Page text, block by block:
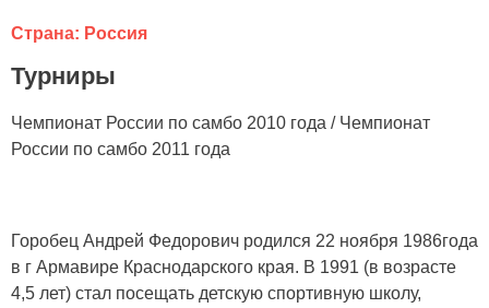
Страна: Россия
Турниры
Чемпионат России по самбо 2010 года / Чемпионат
России по самбо 2011 года
Горобец Андрей Федорович родился 22 ноября 1986года
в г Армавире Краснодарского края. В 1991 (в возрасте
4,5 лет) стал посещать детскую спортивную школу,